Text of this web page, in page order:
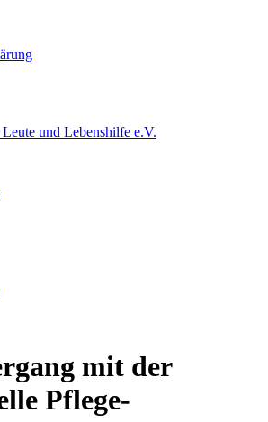
und Lebenshilfe e.V.
mit der
Pflege-